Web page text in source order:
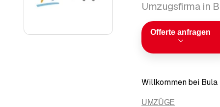
Umzugsfirma in
Offerte anfragen
Willkommen bei Bula
UMZÜGE